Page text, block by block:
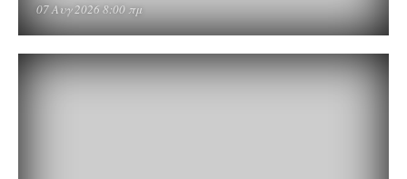
07 Αυγ 2026 8:00 πμ